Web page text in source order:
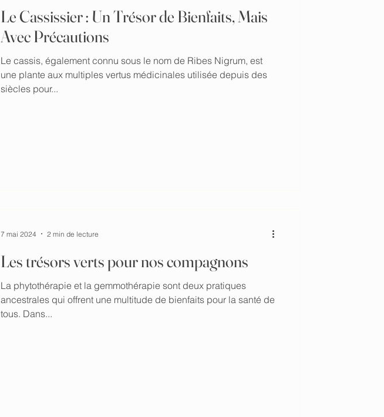
Le Cassissier : Un Trésor de Bienfaits, Mais
Avec Précautions
Le cassis, également connu sous le nom de Ribes Nigrum, est
une plante aux multiples vertus médicinales utilisée depuis des
siècles pour...
Les trésors verts pour nos compagnons
La phytothérapie et la gemmothérapie sont deux pratiques
ancestrales qui offrent une multitude de bienfaits pour la santé de
tous. Dans...
7 mai 2024 2 min de lecture